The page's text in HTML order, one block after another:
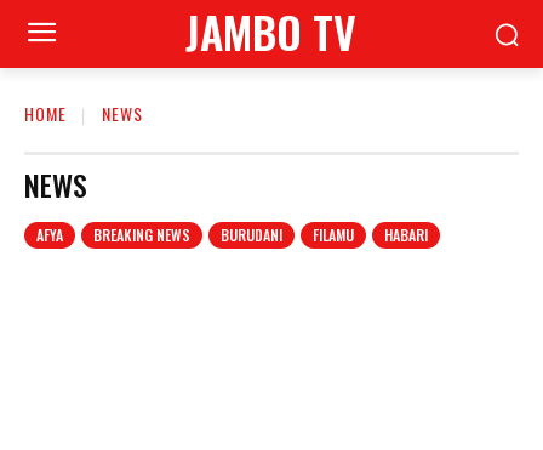
JAMBO TV
HOME NEWS
NEWS
AFYA BREAKING NEWS BURUDANI FILAMU HABARI